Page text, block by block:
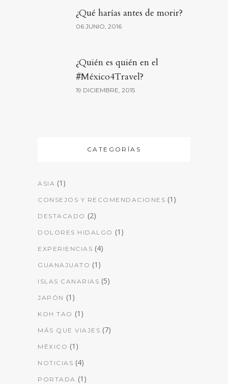
¿Qué harías antes de morir?
06 JUNIO, 2016
¿Quién es quién en el
#México4Travel?
19 DICIEMBRE, 2015
CATEGORÍAS
ASIA (1)
CONSEJOS Y RECOMENDACIONES (1)
DESTACADO (2)
DOLORES HIDALGO (1)
EXPERIENCIAS (4)
GUANAJUATO (1)
ISLAS CANARIAS (5)
JAPÓN (1)
KOH TAO (1)
MÁS QUE VIAJES (7)
MÉXICO (1)
NOTICIAS (4)
PORTADA (1)